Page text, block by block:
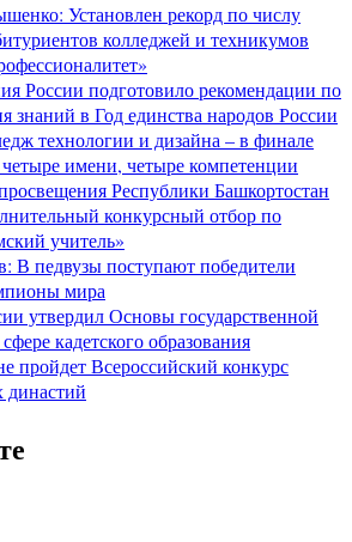
Установлен рекорд по числу
колледжей и техникумов
России подготовило рекомендации по
знаний в Год единства народов России
технологии и дизайна – в финале
имени, четыре компетенции
Республики Башкортостан
конкурсный отбор по
учитель»
В педвузы поступают победители
мира
утвердил Основы государственной
кадетского образования
пройдет Всероссийский конкурс
династий